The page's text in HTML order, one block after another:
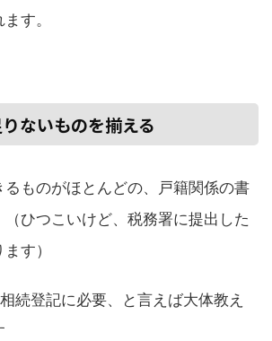
す。
ないものを揃える
るものがほとんどの、戸籍関係の書
ひつこいけど、税務署に提出した
す）
続登記に必要、と言えば大体教え